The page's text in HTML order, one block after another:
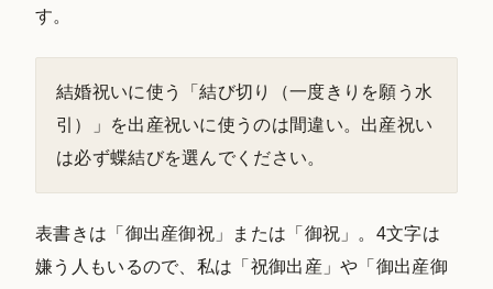
す。
結婚祝いに使う「結び切り（一度きりを願う水
引）」を出産祝いに使うのは間違い。出産祝い
は必ず蝶結びを選んでください。
表書きは「御出産御祝」または「御祝」。4文字は
嫌う人もいるので、私は「祝御出産」や「御出産御